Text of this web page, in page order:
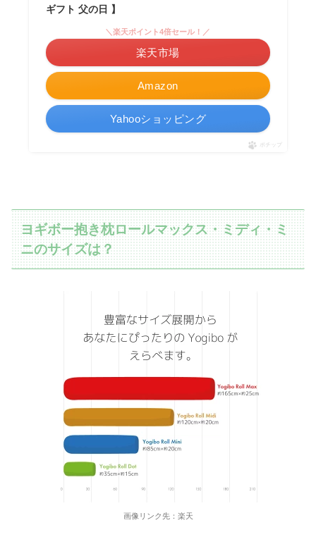
ギフト 父の日 】
Amazon
＼楽天ポイント4倍セール！／
楽天市場
Yahooショッピング
ポチップ
ヨギボー抱き枕ロールマックス・ミディ・ミ
ニのサイズは？
画像リンク先：楽天